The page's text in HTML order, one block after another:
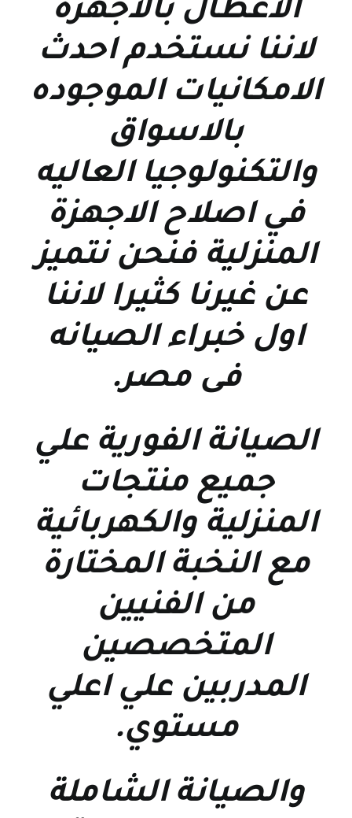
الاعطال بالاجهزة
لاننا نستخدم احدث
الامكانيات الموجوده
بالاسواق
والتكنولوجيا العاليه
في اصلاح الاجهزة
المنزلية فنحن نتميز
عن غيرنا كثيرا لاننا
اول خبراء الصيانه
فى مصر.
الصيانة الفورية علي
جميع منتجات
المنزلية والكهربائية
مع النخبة المختارة
من الفنيين
المتخصصين
المدربين علي اعلي
مستوي.
والصيانة الشاملة